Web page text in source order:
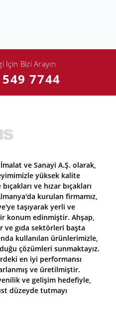
İçin Bizi Arayın
7744
ve Sanayi A.Ş. olarak,
yüksek kalite
ve hızar bıçakları
kurulan firmamız,
taşıyarak yerli ve
konum edinmiştir. Ahşap,
gıda sektörleri başta
kullanılan ürünlerimizle,
çözümleri sunmaktayız.
en iyi performansı
ve üretilmiştir.
ve gelişim hedefiyle,
düzeyde tutmayı